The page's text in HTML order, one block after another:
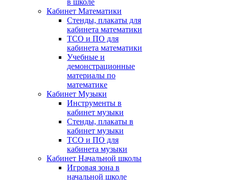
в школе
Кабинет Математики
Стенды, плакаты для
кабинета математики
ТСО и ПО для
кабинета математики
Учебные и
демонстрационные
материалы по
математике
Кабинет Музыки
Инструменты в
кабинет музыки
Стенды, плакаты в
кабинет музыки
ТСО и ПО для
кабинета музыки
Кабинет Начальной школы
Игровая зона в
начальной школе